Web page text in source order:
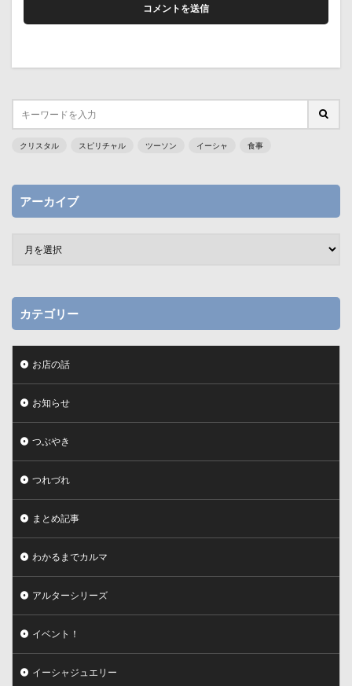
クリスタル スピリチャル ツーソン イーシャ 食事
アーカイブ
カテゴリー
お店の話
お知らせ
つぶやき
つれづれ
まとめ記事
わかるまでカルマ
アルターシリーズ
イベント！
イーシャジュエリー